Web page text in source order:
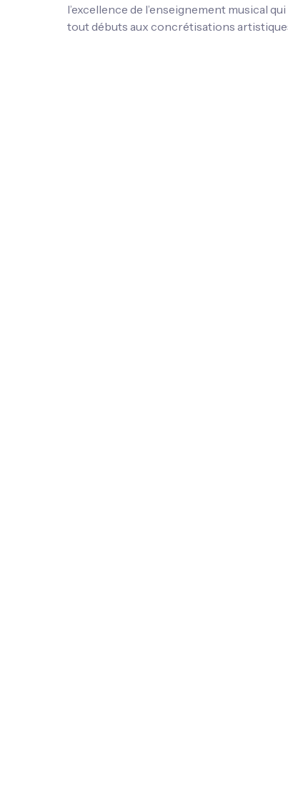
l’excellence de l’enseignement musical
tout débuts aux concrétisations